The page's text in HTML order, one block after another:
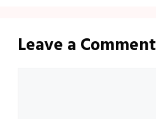
Leave a Comment